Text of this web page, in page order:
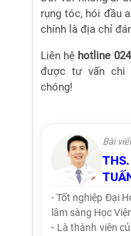
rụng tóc, hói đầu
chính là địa chỉ
Liên hệ hotline
được tư vấn chi
chóng!
Bài
- Tốt nghiệp Đại
lâm sàng Học
- Là thành viên